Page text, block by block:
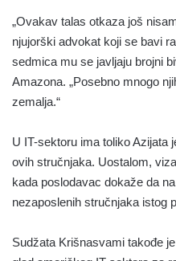
„Ovakav talas otkaza još
njujorški advokat koji se bavi
sedmica mu se javljaju brojni
Amazona. „Posebno mnogo
zemalja.“
U IT-sektoru ima toliko Azijata
ovih stručnjaka. Uostalom,
kada poslodavac dokaže da
nezaposlenih stručnjaka istog
Sudžata Krišnasvami takođe